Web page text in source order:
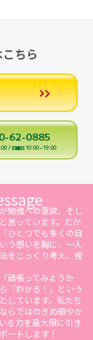
ちら
62-0885
/ 日曜日 10:00～19:00
勉強への意欲、そし
思っています。だか
ひとつでも多くの自
う想いを胸に、一人
をじっくり考え、授
頑張ってみようか
「わかる！」という
しています。私たち
らではのきめ細やか
る力を最大限に引き
ートします！